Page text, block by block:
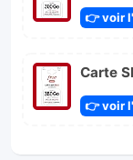
👉 voir
Carte
👉 voir